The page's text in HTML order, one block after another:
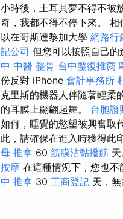
小時後，土耳其夢不得不被
奇，我都不得不停下來。 相
以在哥斯達黎加大學 網路行
記公司 但您可以按照自己的
中 中醫 整骨 台中整復推薦
份反對 iPhone 會計事務所
克里斯的機器人伴隨著輕柔
的耳膜上翩翩起舞。 台胞證
如何，睡覺的慾望被興奮取
此，請確保在進入時獲得此
母 推拿 60 筋膜沾黏撥筋 天
按摩 在這種情況下，您也不
中 推拿 30 工商登記 天，無